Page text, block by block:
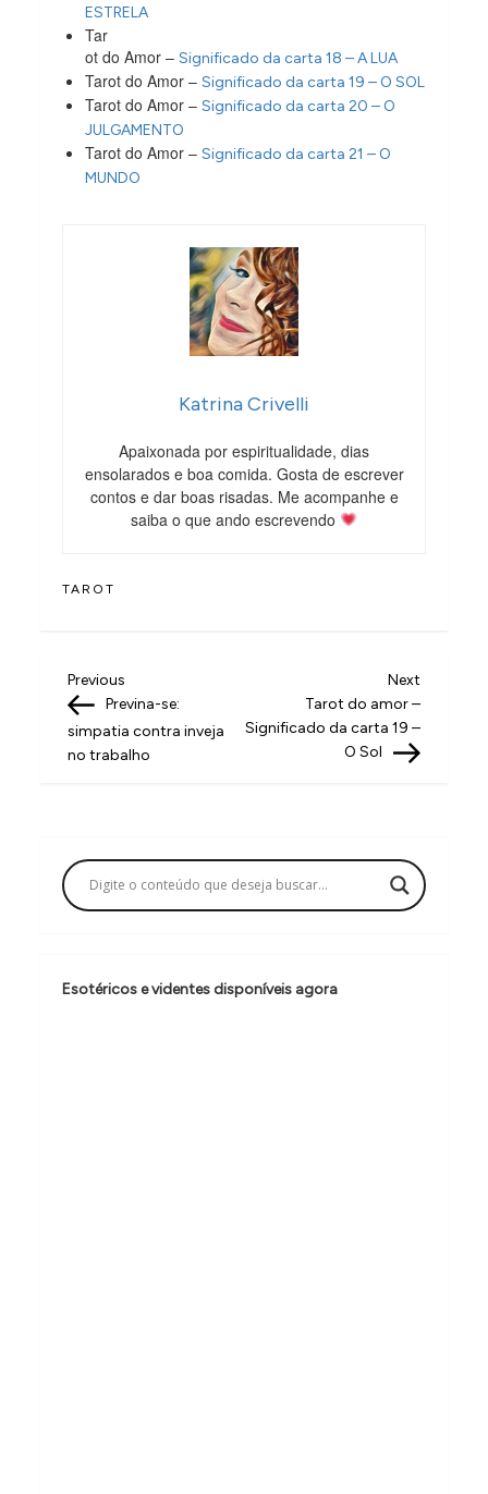
ESTRELA
Tar
ot do Amor –Significado da carta 18 – A LUA
Tarot do Amor –Significado da carta 19 – O SOL
Tarot do Amor –Significado da carta 20 – O
JULGAMENTO
Tarot do Amor –Significado da carta 21 – O
MUNDO
Katrina Crivelli
Apaixonada por espiritualidade, dias
ensolarados e boa comida. Gosta de escrever
contos e dar boas risadas. Me acompanhe e
saiba o que ando escrevendo
TAROT
N
a
v
a
ç
o
d
Previous
Post
Previous
Previna-se:
simpatia contra inveja
no trabalho
Next
Post
Next
Tarot do amor –
Significado da carta 19 –
O Sol
Esotéricos e videntes disponíveis agora